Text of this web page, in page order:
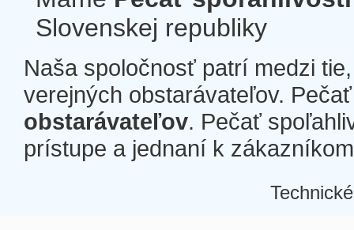
Slovenskej republiky
Naša spoločnosť patrí medzi
verejných obstarávateľov.
obstarávateľov. Pečať
prístupe a jednaní k